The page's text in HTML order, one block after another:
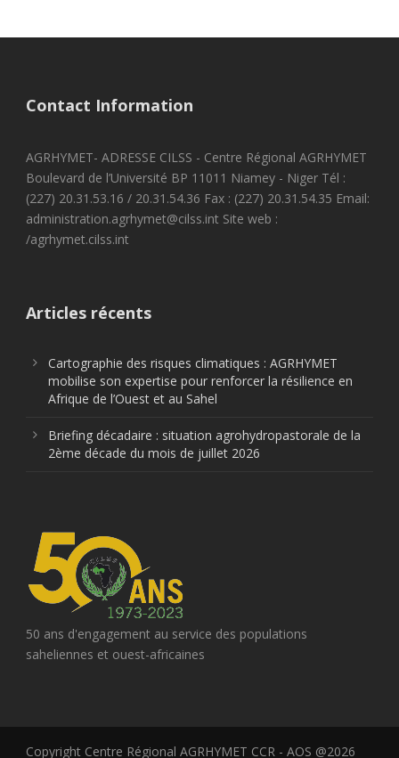
Contact Information
AGRHYMET- ADRESSE CILSS - Centre Régional AGRHYMET
Boulevard de l’Université BP 11011 Niamey - Niger Tél :
(227) 20.31.53.16 / 20.31.54.36 Fax : (227) 20.31.54.35 Email:
administration.agrhymet@cilss.int Site web :
/agrhymet.cilss.int
Articles récents
Cartographie des risques climatiques : AGRHYMET
mobilise son expertise pour renforcer la résilience en
Afrique de l’Ouest et au Sahel
Briefing décadaire : situation agrohydropastorale de la
2ème décade du mois de juillet 2026
50 ans d'engagement au service des populations
saheliennes et ouest-africaines
Copyright Centre Régional AGRHYMET CCR - AOS @2026